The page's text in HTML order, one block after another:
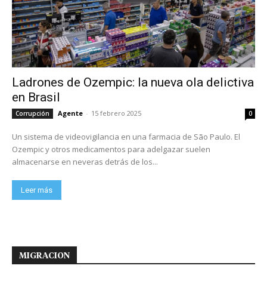
Ladrones de Ozempic: la nueva ola delictiva
en Brasil
Corrupción Agente - 15 febrero 2025 0
Un sistema de videovigilancia en una farmacia de São Paulo. El
Ozempic y otros medicamentos para adelgazar suelen
almacenarse en neveras detrás de los...
Leer más
MIGRACION